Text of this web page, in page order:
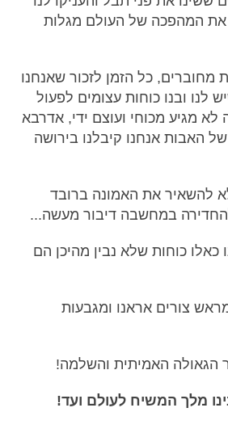
המהפכה של העולם מגלות
מחוברים, כל הזמן לזכור שאנחנו
לנו ובנו כוחות עצומים לפעול
מגיע מכוחי ועוצם ידי, אדרבא
האבות אנחנו קיבלנו בירושה
להשאיר את האמונה ברובד
במחשבה דיבור מעשה...
כאלו כוחות שלא נבין מהיכן הם
צורים אראנו ומגבעות
הגאולה האמיתית והשלמה!
מלך המשיח לעולם ועד!